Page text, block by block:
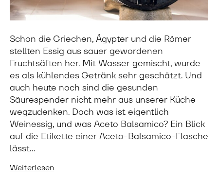
Schon die Griechen, Ägypter und die Römer
stellten Essig aus sauer gewordenen
Fruchtsäften her. Mit Wasser gemischt, wurde
es als kühlendes Getränk sehr geschätzt. Und
auch heute noch sind die gesunden
Säurespender nicht mehr aus unserer Küche
wegzudenken. Doch was ist eigentlich
Weinessig, und was Aceto Balsamico? Ein Blick
auf die Etikette einer Aceto-Balsamico-Flasche
lässt…
Weiterlesen